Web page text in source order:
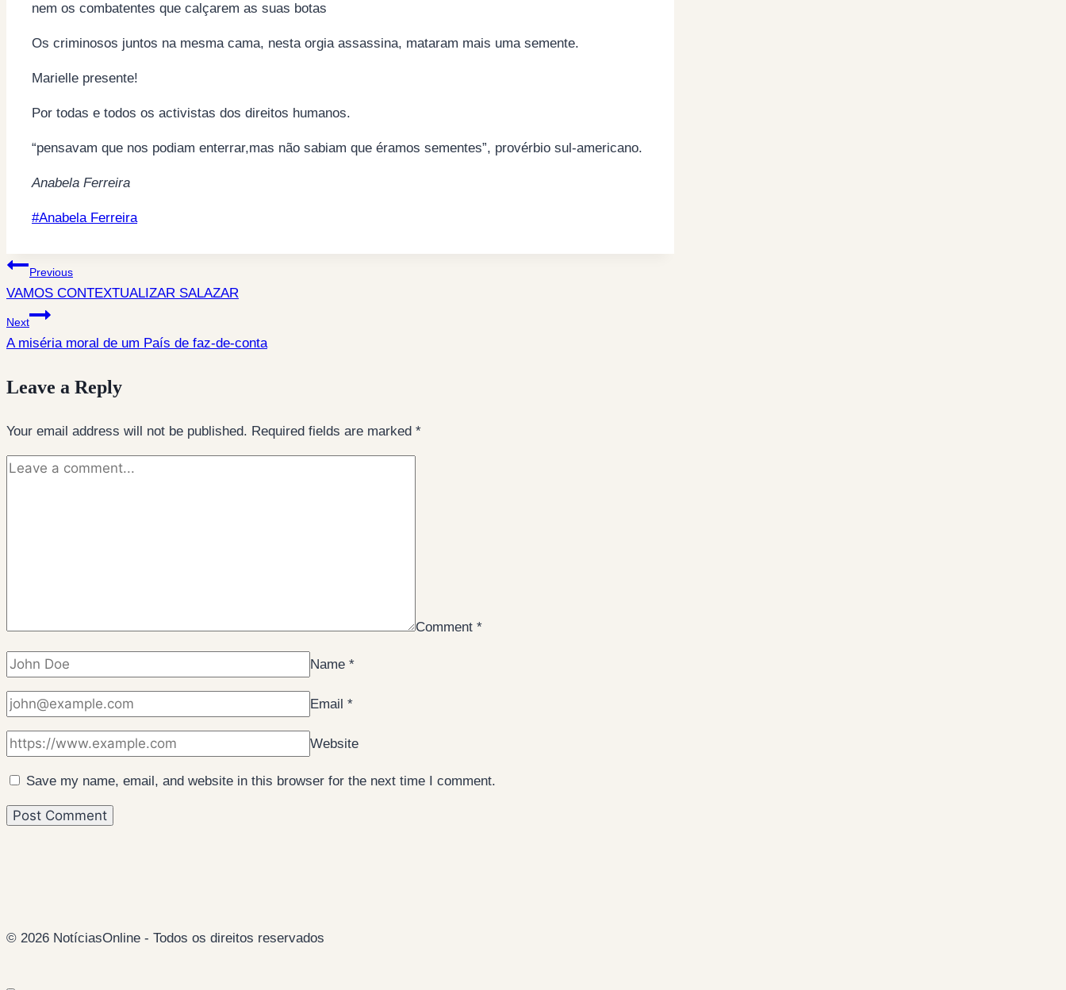
nem os combatentes que calçarem as suas botas
Os criminosos juntos na mesma cama, nesta orgia assassina, mataram mais uma semente.
Marielle presente!
Por todas e todos os activistas dos direitos humanos.
“pensavam que nos podiam enterrar,mas não sabiam que éramos sementes”, provérbio sul-americano.
Anabela Ferreira
Post
#Anabela Ferreira
Post
navigation
Previous
VAMOS CONTEXTUALIZAR SALAZAR
Next
A miséria moral de um País de faz-de-conta
Leave a Reply
Your email address will not be published. Required fields are marked *
Comment *
Name *
Email *
Website
Save my name, email, and website in this browser for the next time I comment.
© 2026 NotíciasOnline - Todos os direitos reservados